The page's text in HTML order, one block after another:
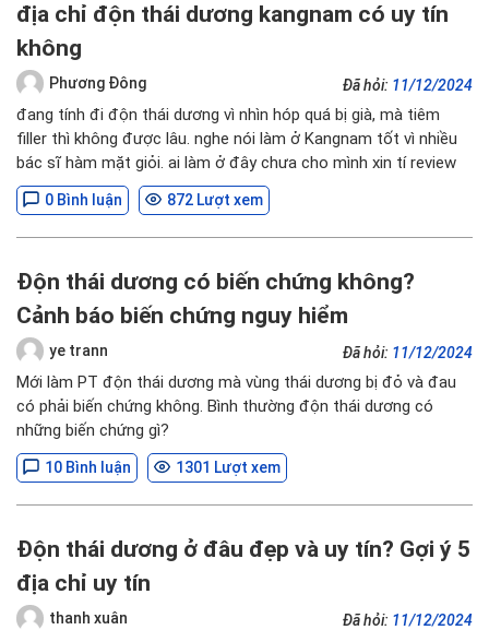
địa chỉ độn thái dương kangnam có uy tín
không
Phương Đông Đã hỏi: 11/12/2024
đang tính đi độn thái dương vì nhìn hóp quá bị già, mà tiêm
filler thì không được lâu. nghe nói làm ở Kangnam tốt vì nhiều
bác sĩ hàm mặt giỏi. ai làm ở đây chưa cho mình xin tí review
0 Bình luận 872 Lượt xem
Độn thái dương có biến chứng không?
Cảnh báo biến chứng nguy hiểm
ye trann Đã hỏi: 11/12/2024
Mới làm PT độn thái dương mà vùng thái dương bị đỏ và đau
có phải biến chứng không. Bình thường độn thái dương có
những biến chứng gì?
10 Bình luận 1301 Lượt xem
Độn thái dương ở đâu đẹp và uy tín? Gợi ý 5
địa chỉ uy tín
thanh xuân Đã hỏi: 11/12/2024